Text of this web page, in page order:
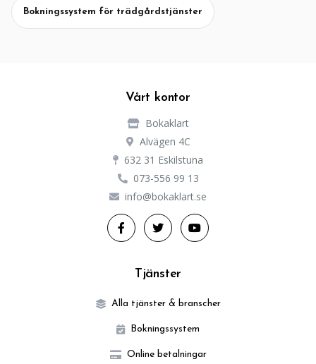
Bokningssystem för trädgårdstjänster
Vårt kontor
Bokaklart
Alvägen 4C
632 31 Eskilstuna
073-556 99 13
info@bokaklart.se
Tjänster
Alla tjänster & branscher
Bokningssystem
Online betalningar